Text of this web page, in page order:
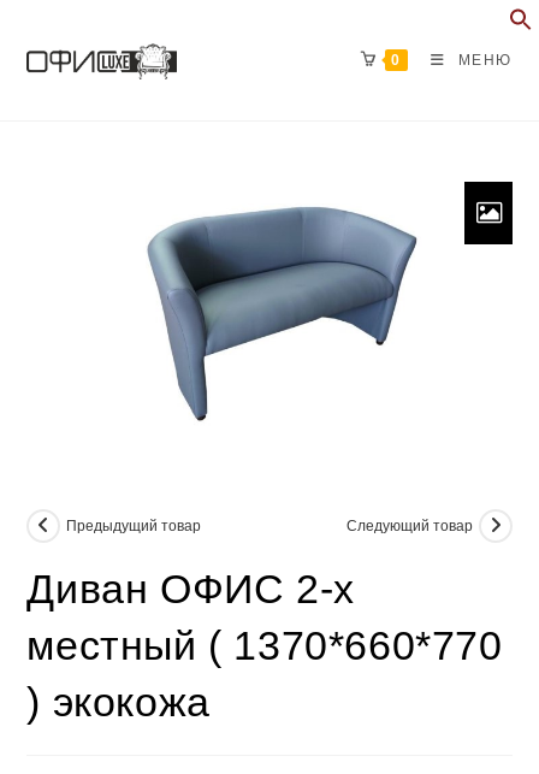
0 МЕНЮ
Предыдущий товар Следующий товар
Диван ОФИС 2-х
местный ( 1370*660*770
) экокожа